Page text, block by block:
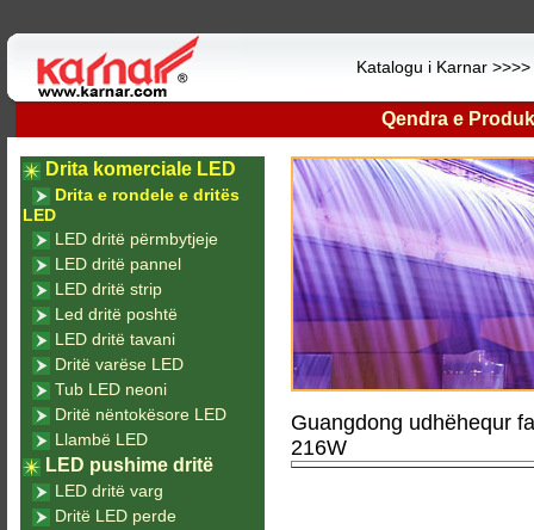
Katalogu i Karnar >>>>
Qendra e
Guangdong udhëhequr
216W
Drita komerciale LED
Drita e rondele e dritës
LED
LED dritë përmbytjeje
LED dritë pannel
LED dritë strip
Led dritë poshtë
LED dritë tavani
Dritë varëse LED
Tub LED neoni
Dritë nëntokësore LED
Llambë LED
LED pushime dritë
LED dritë varg
Dritë LED perde